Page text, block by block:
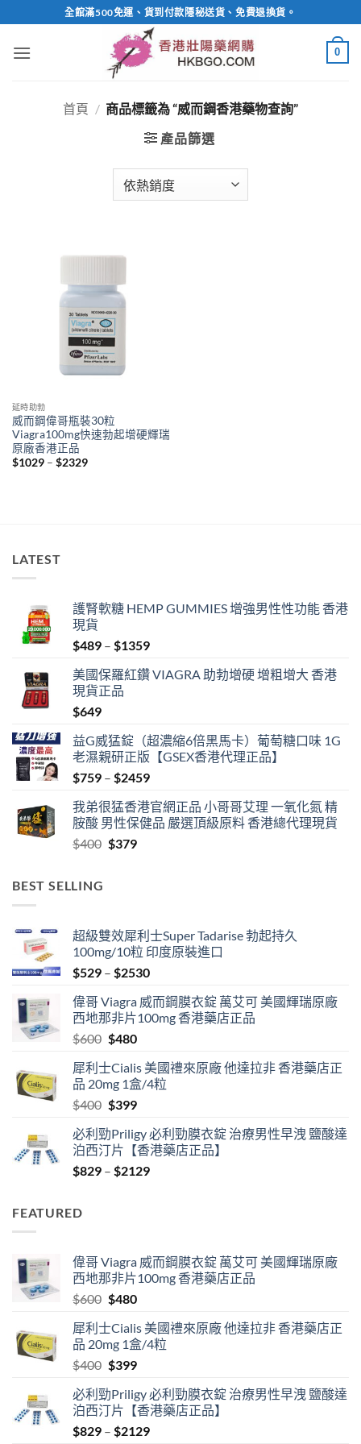
to
content
全館滿500免運、貨到付款隱秘送貨、免費退換貨。
0
首頁 / 商品標籤為 “威而鋼香港藥物查詢”
產品篩選
延時助勃
威而鋼偉哥瓶裝30粒
Viagra100mg快速勃起增硬輝瑞
原廠香港正品
$1029 – $2329Price
LATEST
護腎軟糖 HEMP GUMMIES 增強男性性功能 香港
現貨
$489 – $1359Price
$489
美國保羅紅鑽 VIAGRA 助勃增硬 增粗增大 香港
現貨正品
$649
益G威猛錠（超濃縮6倍黑馬卡）葡萄糖口味 1G
老濕親研正版【GSEX香港代理正品】
$759 – $2459Price
$759
through
我弟很猛香港官網正品 小哥哥艾理 一氧化氮 精
胺酸 男性保健品 嚴選頂級原料 香港總代理現貨
$400 Original
$379Current
BEST SELLING
超級雙效犀利士Super Tadarise 勃起持久
100mg/10粒 印度原裝進口
$529 – $2530Price
$529
through
偉哥 Viagra 威而鋼膜衣錠 萬艾可 美國輝瑞原廠
西地那非片100mg 香港藥店正品
$600 Original
was:
$600.
$480Current
is:
$480.
犀利士Cialis 美國禮來原廠 他達拉非 香港藥店正
品 20mg 1盒/4粒
$400 Original
was:
$400.
$399Current
is:
$399.
必利勁Priligy 必利勁膜衣錠 治療男性早洩 鹽酸達
泊西汀片【香港藥店正品】
$829 – $2129Price
FEATURED
偉哥 Viagra 威而鋼膜衣錠 萬艾可 美國輝瑞原廠
西地那非片100mg 香港藥店正品
$600 Original
was:
$600.
$480Current
is:
$480.
犀利士Cialis 美國禮來原廠 他達拉非 香港藥店正
品 20mg 1盒/4粒
$400 Original
was:
$400.
$399Current
is:
$399.
必利勁Priligy 必利勁膜衣錠 治療男性早洩 鹽酸達
泊西汀片【香港藥店正品】
$829 – $2129Price